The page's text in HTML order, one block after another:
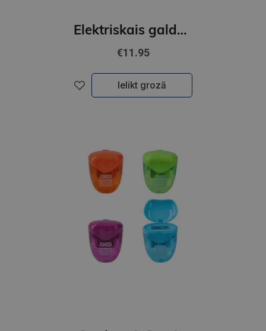
Elektriskais galda putekļsūcējs, BOYS
€11.95
Ielikt grozā